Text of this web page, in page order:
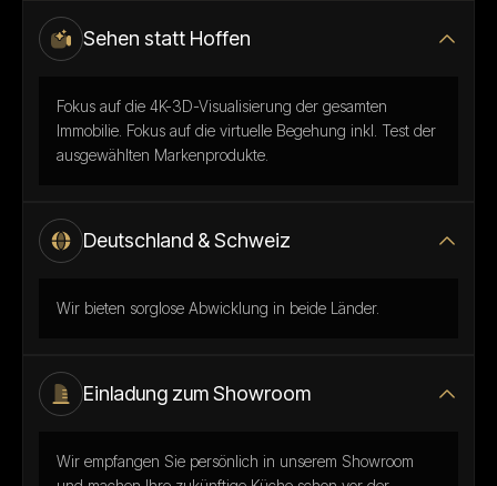
Sehen statt Hoffen
Fokus auf die 4K-3D-Visualisierung der gesamten
Immobilie. Fokus auf die virtuelle Begehung inkl. Test der
ausgewählten Markenprodukte.
Deutschland & Schweiz
Wir bieten sorglose Abwicklung in beide Länder.
Einladung zum Showroom
Wir empfangen Sie persönlich in unserem Showroom